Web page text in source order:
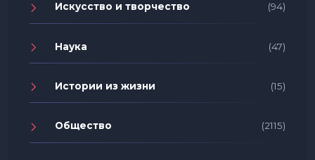
Искусство и творчество (94)
Наука (47)
Истории из жизни (15)
Общество (2115)